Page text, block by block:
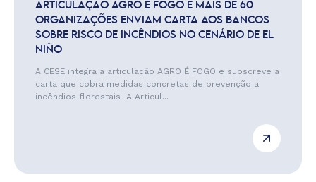
ARTICULAÇÃO AGRO É FOGO E MAIS DE 60
ORGANIZAÇÕES ENVIAM CARTA AOS BANCOS
SOBRE RISCO DE INCÊNDIOS NO CENÁRIO DE EL
NIÑO
A CESE integra a articulação AGRO É FOGO e subscreve a
carta que cobra medidas concretas de prevenção a
incêndios florestais A Articul...